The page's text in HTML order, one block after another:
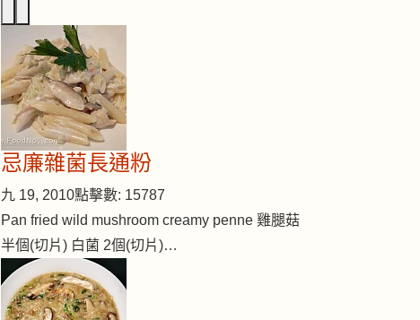
忌廉雜菌長通粉
九 19, 2010點擊數: 15787
Pan fried wild mushroom creamy penne 雞腿菇
半個(切片) 白菌 2個(切片)…